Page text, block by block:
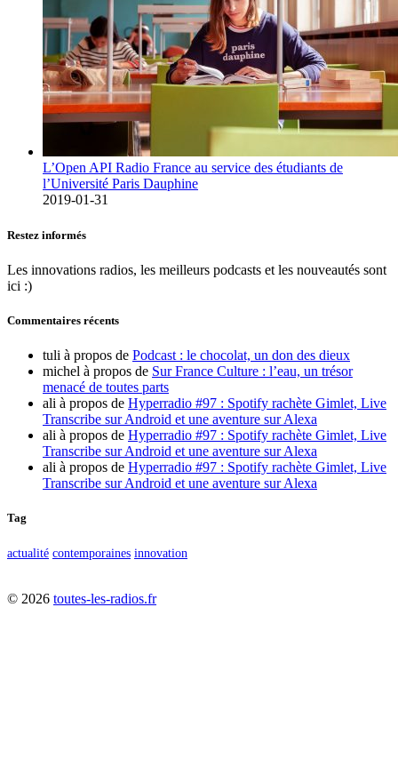
L’Open API Radio France au service des étudiants de
l’Université Paris Dauphine
2019-01-31
Restez informés
Les innovations radios, les meilleurs podcasts et les nouveautés sont
ici :)
Commentaires récents
tuli à propos de Podcast : le chocolat, un don des dieux
michel à propos de Sur France Culture : l’eau, un trésor
menacé de toutes parts
ali à propos de Hyperradio #97 : Spotify rachète Gimlet, Live
Transcribe sur Android et une aventure sur Alexa
ali à propos de Hyperradio #97 : Spotify rachète Gimlet, Live
Transcribe sur Android et une aventure sur Alexa
ali à propos de Hyperradio #97 : Spotify rachète Gimlet, Live
Transcribe sur Android et une aventure sur Alexa
Tag
actualité contemporaines innovation
© 2026 toutes-les-radios.fr